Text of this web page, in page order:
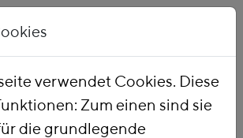
verwendet Cookies. Diese
Zum einen sind sie
die grundlegende